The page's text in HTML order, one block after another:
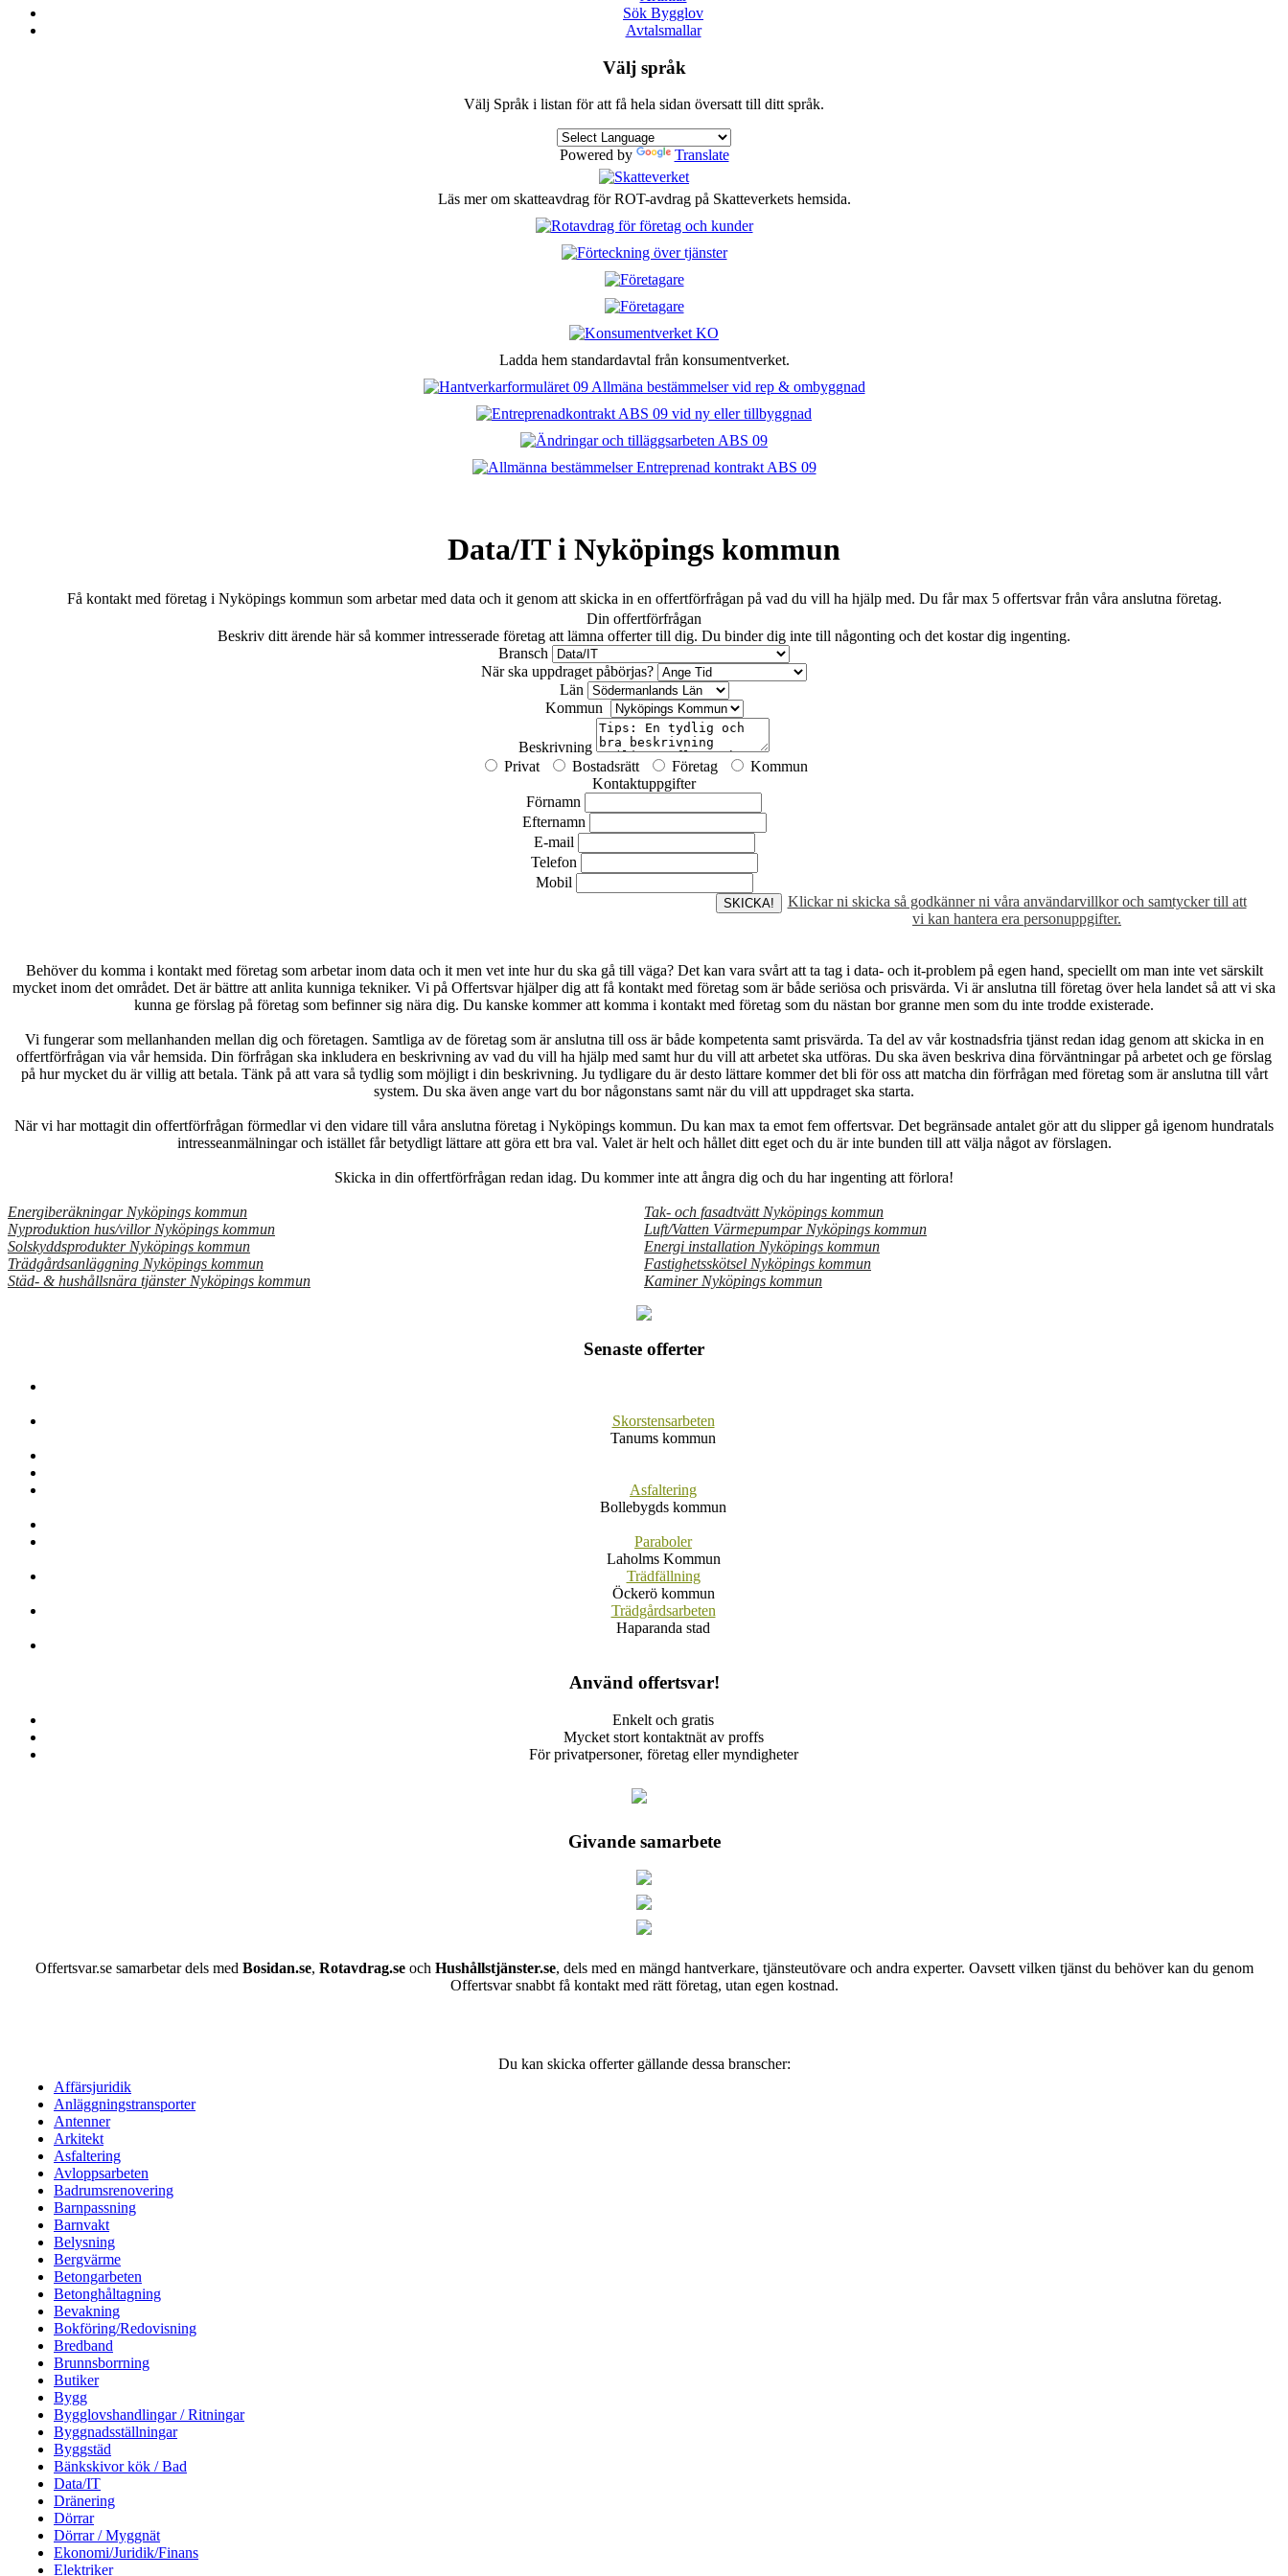
Sök Bygglov
Avtalsmallar
Välj språk
Välj Språk i listan för att få hela sidan översatt till ditt språk.
Powered by Translate
Läs mer om skatteavdrag för ROT-avdrag på Skatteverkets hemsida.
Ladda hem standardavtal från konsumentverket.
Data/IT i Nyköpings kommun
Få kontakt med företag i Nyköpings kommun som arbetar med data och it genom att skicka in en offertförfrågan på vad du vill ha hjälp med. Du får max 5 offertsvar från våra anslutna företag.
Din offertförfrågan
Beskriv ditt ärende här så kommer intresserade företag att lämna offerter till dig. Du binder dig inte till någonting och det kostar dig ingenting.
Bransch
När ska uppdraget påbörjas?
Län
Kommun
Beskrivning
Privat
Bostadsrätt Företag
Kommun
Kontaktuppgifter
Förnamn
Efternamn
E-mail
Telefon
Mobil
Klickar ni skicka så godkänner ni våra användarvillkor och samtycker till att
vi kan hantera era personuppgifter.
Behöver du komma i kontakt med företag som arbetar inom data och it men vet inte hur du ska gå till väga? Det kan vara svårt att ta tag i data- och it-problem på egen hand, speciellt om man inte vet särskilt
mycket inom det området. Det är bättre att anlita kunniga tekniker. Vi på Offertsvar hjälper dig att få kontakt med företag som är både seriösa och prisvärda. Vi är anslutna till företag över hela landet så att vi ska
kunna ge förslag på företag som befinner sig nära dig. Du kanske kommer att komma i kontakt med företag som du nästan bor granne men som du inte trodde existerade.
Vi fungerar som mellanhanden mellan dig och företagen. Samtliga av de företag som är anslutna till oss är både kompetenta samt prisvärda. Ta del av vår kostnadsfria tjänst redan idag genom att skicka in en
offertförfrågan via vår hemsida. Din förfrågan ska inkludera en beskrivning av vad du vill ha hjälp med samt hur du vill att arbetet ska utföras. Du ska även beskriva dina förväntningar på arbetet och ge förslag
på hur mycket du är villig att betala. Tänk på att vara så tydlig som möjligt i din beskrivning. Ju tydligare du är desto lättare kommer det bli för oss att matcha din förfrågan med företag som är anslutna till vårt
system. Du ska även ange vart du bor någonstans samt när du vill att uppdraget ska starta.
När vi har mottagit din offertförfrågan förmedlar vi den vidare till våra anslutna företag i Nyköpings kommun. Du kan max ta emot fem offertsvar. Det begränsade antalet gör att du slipper gå igenom hundratals
intresseanmälningar och istället får betydligt lättare att göra ett bra val. Valet är helt och hållet ditt eget och du är inte bunden till att välja något av förslagen.
Skicka in din offertförfrågan redan idag. Du kommer inte att ångra dig och du har ingenting att förlora!
Energiberäkningar Nyköpings kommun
Tak- och fasadtvätt Nyköpings kommun
Nyproduktion hus/villor Nyköpings kommun
Luft/Vatten Värmepumpar Nyköpings kommun
Solskyddsprodukter Nyköpings kommun
Energi installation Nyköpings kommun
Trädgårdsanläggning Nyköpings kommun
Fastighetsskötsel Nyköpings kommun
Städ- & hushållsnära tjänster Nyköpings kommun
Kaminer Nyköpings kommun
Senaste offerter
Skorstensarbeten
Tanums kommun
Asfaltering
Bollebygds kommun
Paraboler
Laholms Kommun
Trädfällning
Öckerö kommun
Trädgårdsarbeten
Haparanda stad
Använd offertsvar!
Enkelt och gratis
Mycket stort kontaktnät av proffs
För privatpersoner, företag eller myndigheter
Givande samarbete
Offertsvar.se samarbetar dels med Bosidan.se, Rotavdrag.seoch Hushållstjänster.se, dels med en mängd hantverkare, tjänsteutövare och andra experter. Oavsett vilken tjänst du behöver kan du genom
Offertsvar snabbt få kontakt med rätt företag, utan egen kostnad.